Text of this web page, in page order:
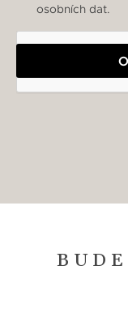
osobních dat.